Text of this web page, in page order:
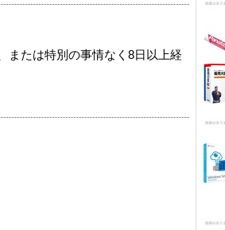
または特別の事情なく8日以上経